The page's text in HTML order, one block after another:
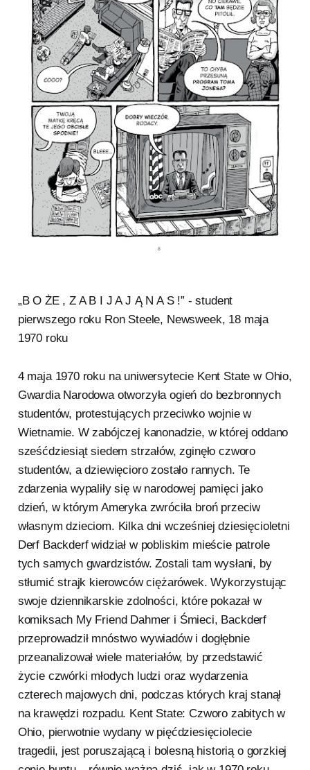
„B O ŻE , Z A B I J A J Ą N A S !” - student
pierwszego roku Ron Steele, Newsweek, 18 maja
1970 roku
4 maja 1970 roku na uniwersytecie Kent State w Ohio,
Gwardia Narodowa otworzyła ogień do bezbronnych
studentów, protestujących przeciwko wojnie w
Wietnamie. W zabójczej kanonadzie, w której oddano
sześćdziesiąt siedem strzałów, zginęło czworo
studentów, a dziewięcioro zostało rannych. Te
zdarzenia wypaliły się w narodowej pamięci jako
dzień, w którym Ameryka zwróciła broń przeciw
własnym dzieciom. Kilka dni wcześniej dziesięcioletni
Derf Backderf widział w pobliskim mieście patrole
tych samych gwardzistów. Zostali tam wysłani, by
stłumić strajk kierowców ciężarówek. Wykorzystując
swoje dziennikarskie zdolności, które pokazał w
komiksach My Friend Dahmer i Śmieci, Backderf
przeprowadził mnóstwo wywiadów i dogłębnie
przeanalizował wiele materiałów, by przedstawić
życie czwórki młodych ludzi oraz wydarzenia
czterech majowych dni, podczas których kraj stanął
na krawędzi rozpadu. Kent State: Czworo zabitych w
Ohio, pierwotnie wydany w pięćdziesięciolecie
tragedii, jest poruszającą i bolesną historią o gorzkiej